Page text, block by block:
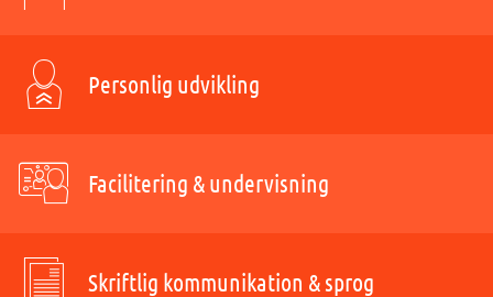
Personlig udvikling
Facilitering & undervisning
Skriftlig kommunikation & sprog